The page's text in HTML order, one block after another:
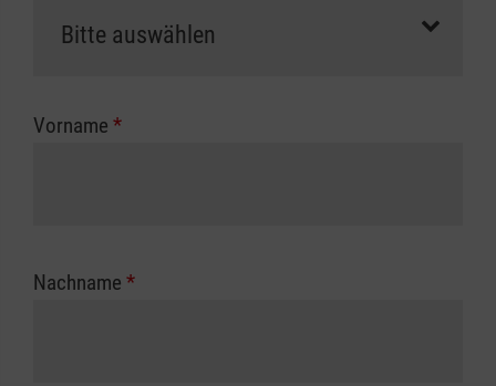
Die notwendigen Formulare für die
zuständigen Berufsgenossenschaft oder
Vorname *
Nachname *